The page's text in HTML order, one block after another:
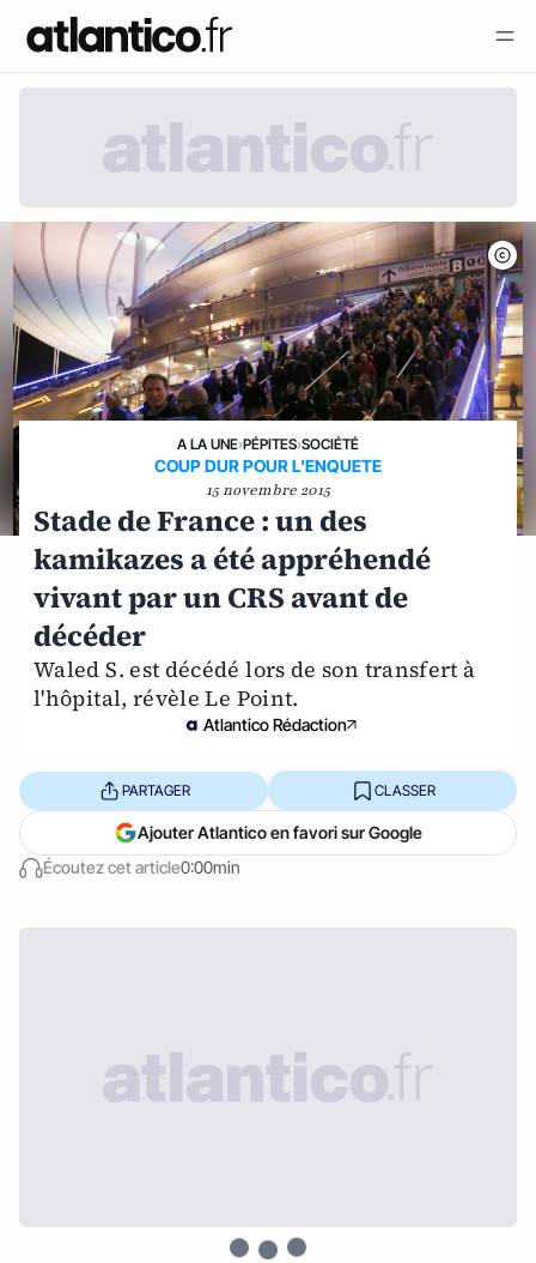
A LA UNE›PÉPITES›SOCIÉTÉ
COUP DUR POUR L'ENQUETE
15 novembre 2015
Stade de France : un des
kamikazes a été appréhendé
vivant par un CRS avant de
décéder
Waled S. est décédé lors de son transfert à
l'hôpital, révèle Le Point.
Atlantico Rédaction
Écoutez cet article0:00min
PARTAGER CLASSER
Ajouter Atlantico en favori sur Google